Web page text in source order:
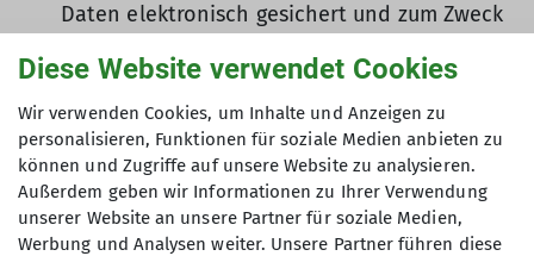
Daten elektronisch gesichert und zum Zweck
genutzt werden. Mir ist bekannt, dass ich
meine Einwilligung jederzeit wiederrufen
kann. *
Mit (*) markierte Felder
sind Pflichtfelder
Absenden
Diese Website verwendet Cookies
Wir verwenden Cookies, um Inhalte und Anzeigen zu
personalisieren, Funktionen für soziale Medien anbieten zu
können und Zugriffe auf unsere Website zu analysieren.
Außerdem geben wir Informationen zu Ihrer Verwendung
unserer Website an unsere Partner für soziale Medien,
Werbung und Analysen weiter. Unsere Partner führen diese